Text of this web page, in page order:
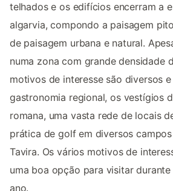
telhados e os edifícios encerram a
algarvia, compondo a paisagem
de paisagem urbana e natural.
numa zona com grande densidade
motivos de interesse são diversos
gastronomia regional, os vestígios
romana, uma vasta rede de locais
prática de golf em diversos
Tavira. Os vários motivos de
uma boa opção para visitar
ano.